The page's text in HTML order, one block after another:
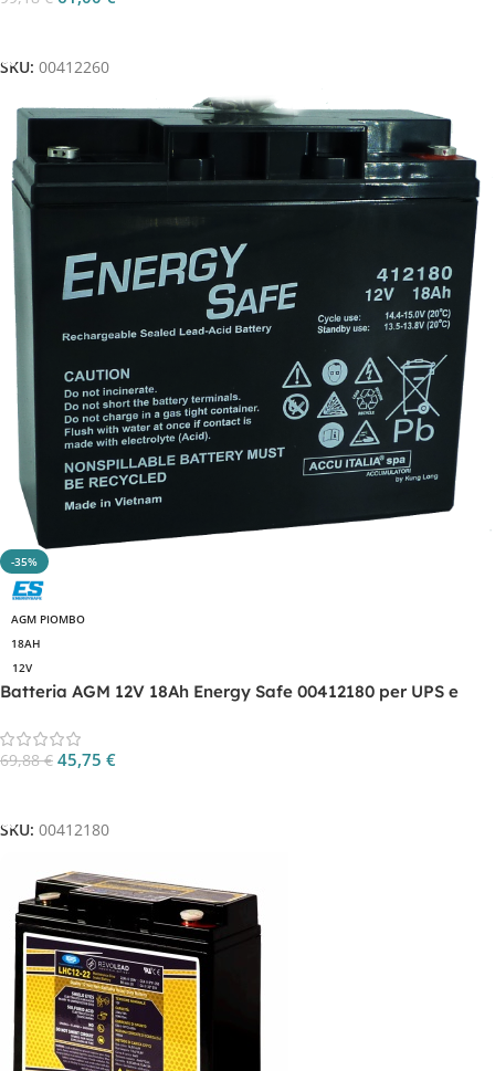
SKU: 00412260
-35%
AGM PIOMBO
18AH
12V
Batteria AGM 12V 18Ah Energy Safe 00412180 per UPS e
69,88€ 45,75 €
SKU: 00412180